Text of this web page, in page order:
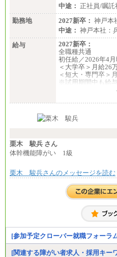
中途： 正社員/嘱託
勤務地
2027新卒： 神戸本
中途： 神戸本社：
給与
2027新卒：
全職種共通
初任給／2026年4
＜大学卒＞月給26
＜短大・専門卒＞
※試用期間中も給
月給24万円～
※試用期間中も給
栗木 駿兵 さん
体幹機能障がい 1級
栗木 駿兵さんのメッセージを読む
[参加予定クローバー就職フォーラ
[関連する障がい者求人・採用キー